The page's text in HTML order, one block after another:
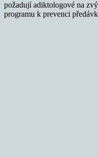
požadují adiktologové na
programu k prevenci